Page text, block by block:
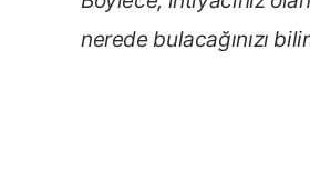
nerede bulacağınızı